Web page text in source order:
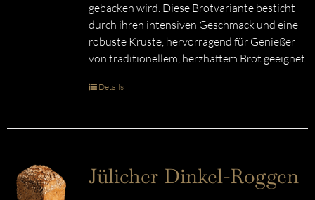
gebacken wird. Diese Brotvariante besticht
durch ihren intensiven Geschmack und eine
robuste Kruste, hervorragend für Genießer
von traditionellem, herzhaftem Brot geeignet.
Details
Jülicher Dinkel-Roggen